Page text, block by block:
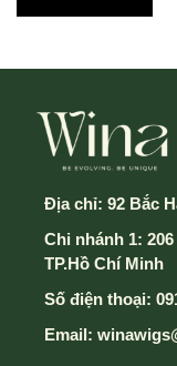
Địa chỉ: 92 Bắc
Chi nhánh 1:
TP.Hồ Chí Minh
Số điện thoại:
Email: